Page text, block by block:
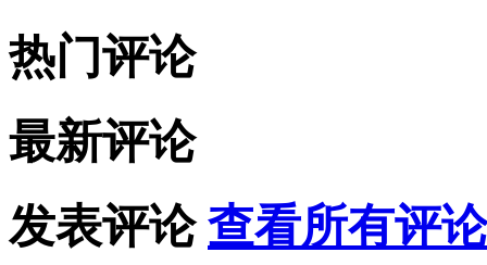
热门评论
最新评论
发表评论 查看所有评